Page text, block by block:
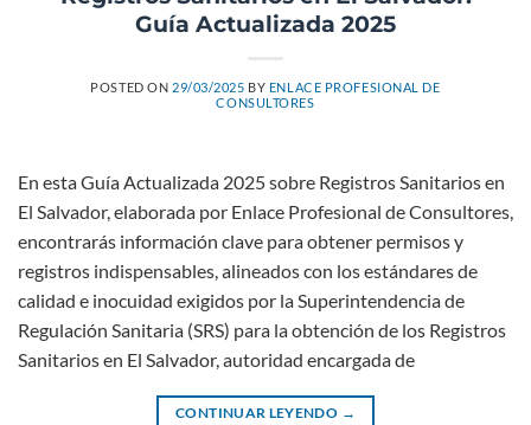
Guía Actualizada 2025
POSTED ON 29/03/2025 BY ENLACE PROFESIONAL DE
CONSULTORES
En esta Guía Actualizada 2025 sobre Registros Sanitarios en
El Salvador, elaborada por Enlace Profesional de Consultores,
encontrarás información clave para obtener permisos y
registros indispensables, alineados con los estándares de
calidad e inocuidad exigidos por la Superintendencia de
Regulación Sanitaria (SRS) para la obtención de los Registros
Sanitarios en El Salvador, autoridad encargada de
CONTINUAR LEYENDO →